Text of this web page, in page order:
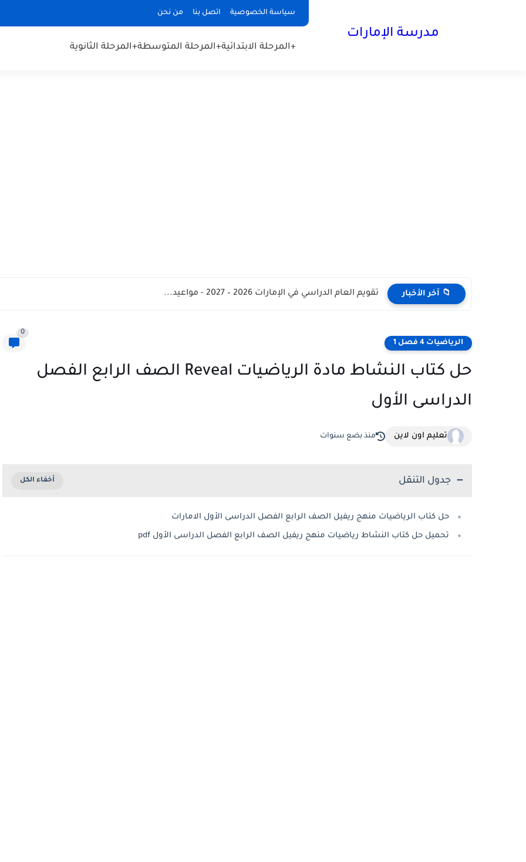
سياسة الخصوصية اتصل بنا من نحن
مدرسة الإمارات
+المرحلة الابتدائية+المرحلة المتوسطة+المرحلة الثانوية
📁 آخر الأخبار تقويم العام الدراسي في الإمارات 2026 – 2027 - مواعيد...
الرياضيات 4 فصل 1
0
حل كتاب النشاط مادة الرياضيات Reveal الصف الرابع الفصل
الدراسى الأول
تعليم اون لاين منذ بضع سنوات
جدول التنقل
حل كتاب الرياضيات منهج ريفيل الصف الرابع الفصل الدراسى الأول الامارات
تحميل حل كتاب النشاط رياضيات منهج ريفيل الصف الرابع الفصل الدراسى الأول pdf